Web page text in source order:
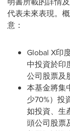
代表未來表現。
意：
Global X印
中投資於印
公司股票及
本基金將集
少70%）投
如投資、生
頭公司股票